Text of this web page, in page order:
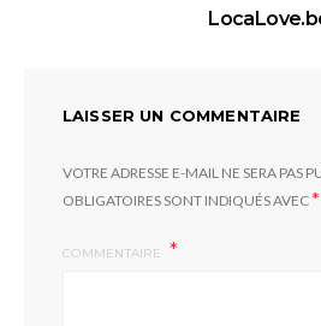
LAISSER UN COMMENTAIRE
VOTRE ADRESSE E-MAIL NE SERA PAS
OBLIGATOIRES SONT INDIQUÉS AVEC*
COMMENTAIRE